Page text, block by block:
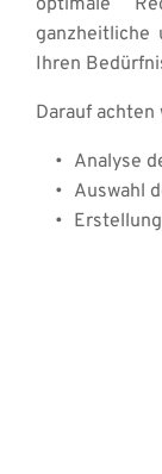
optimale
ganzheitliche
Ihren
Darauf
Analyse
Auswahl